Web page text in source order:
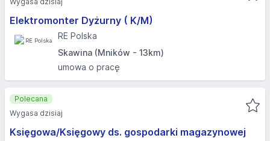
Elektromonter Dyżurny ( K/M)
RE Polska
Skawina (Mników - 13km)
umowa o pracę
Księgowa/Księgowy ds. gospodarki magazynowej
Polecana
Wygasa dzisiaj